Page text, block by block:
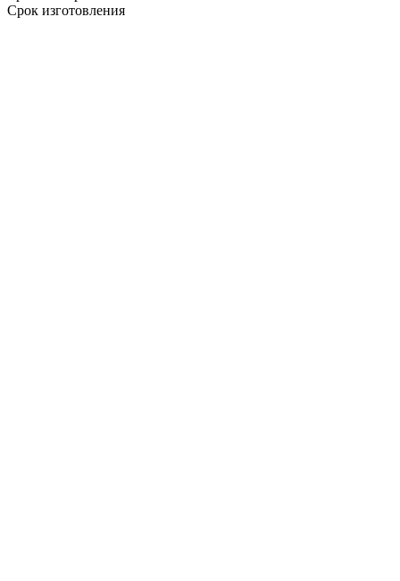
Срок изготовления